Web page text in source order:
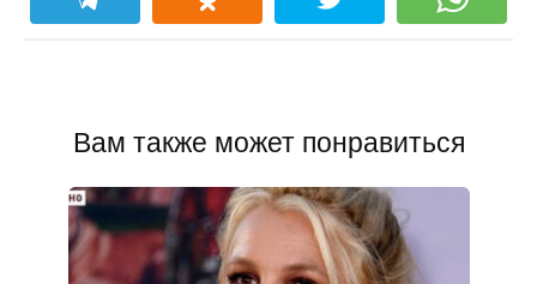
Вам также может понравиться